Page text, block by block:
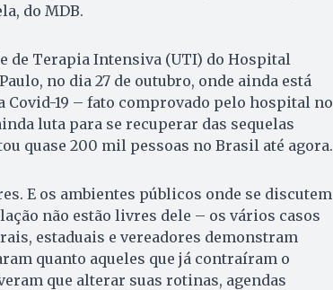
do MDB.
de Terapia Intensiva (UTI) do Hospital
no dia 27 de outubro, onde ainda está
Covid-19 – fato comprovado pelo hospital no
luta para se recuperar das sequelas
quase 200 mil pessoas no Brasil até agora.
E os ambientes públicos onde se discutem
não estão livres dele – os vários casos
estaduais e vereadores demonstram
quanto aqueles que já contraíram o
que alterar suas rotinas, agendas